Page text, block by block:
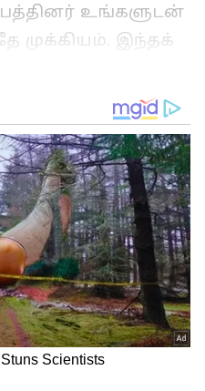
உங்களுடன்
முக்கியம். இந்தக்
சோதனை
மாற்றத்தைச்
குழந்தைகள்
இனி
வாகனங்களை
உங்கள் முதன்மைத்